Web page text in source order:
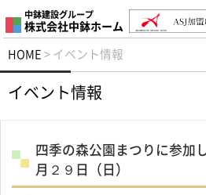
中鉢建設グループ
株式会社中鉢ホーム
HOME > イベント情報
イベント情報
四季の森公園まつりに参加
月２９日（日）